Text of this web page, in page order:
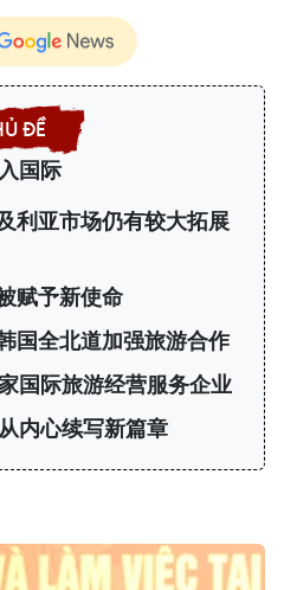
国际
利亚市场仍有较大拓展
赋予新使命
国全北道加强旅游合作
国际旅游经营服务企业
内心续写新篇章